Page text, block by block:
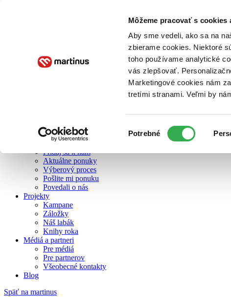
Môžeme pracovať s cookies
Aby sme vedeli, ako sa na
zbierame cookies. Niektoré
toho používame analytické
vás zlepšovať.
Marketingové cookies nám
tretími stranami. Veľmi by
súhlasu
Potrebné
O nás
Zelený Martinus
Nerobíme rozdiely
Pridaj sa k nám
Aktuálne ponuky
Výberový proces
Pošlite mi ponuku
Povedali o nás
Projekty
Kampane
Záložky
Náš labák
Knihy roka
Médiá a partneri
Pre médiá
Pre partnerov
Všeobecné kontakty
Blog
Späť na martinus